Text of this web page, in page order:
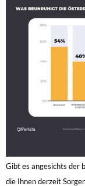
Gibt es angesichts der
die Ihnen derzeit